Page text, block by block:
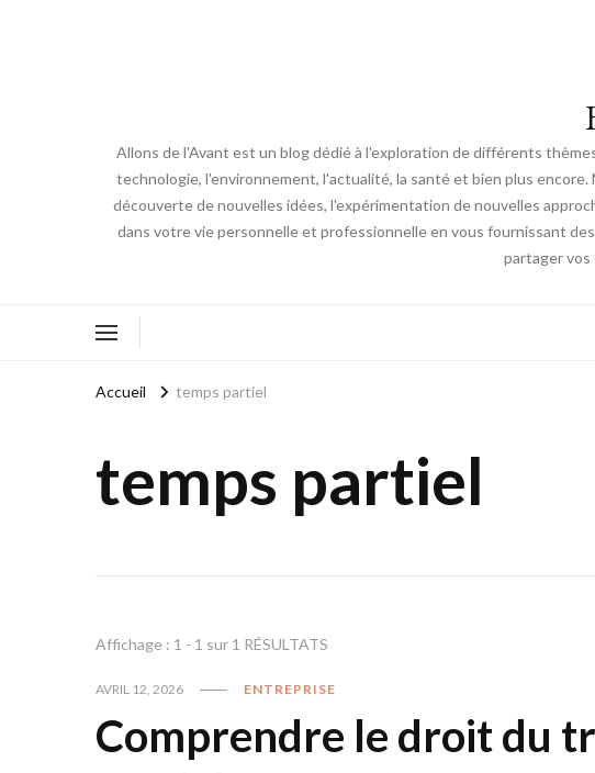
Allons de l'Avant est un blog dédié à l'exploration de différents
technologie, l'environnement, l'actualité, la santé et bien plus
découverte de nouvelles idées, l'expérimentation de nouvelles
dans votre vie personnelle et professionnelle en vous fournissant
partager vos
Accueil temps partiel
temps partiel
Affichage : 1 - 1 sur 1 RÉSULTATS
AVRIL 12, 2026 ENTREPRISE
Comprendre le droit du